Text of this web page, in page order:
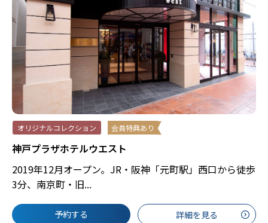
オリジナルコレクション 会員特典あり
神戸プラザホテルウエスト
2019年12月オープン。JR・阪神「元町駅」西口から徒歩
3分、南京町・旧...
予約する 詳細を見る